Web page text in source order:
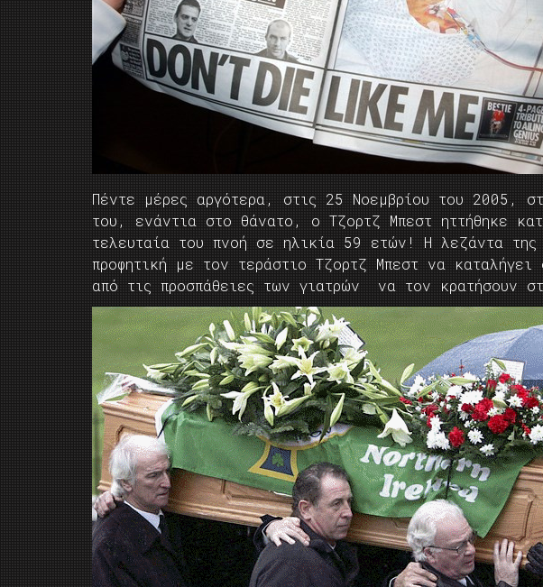
Πέντε μέρες αργότερα, στις 25 Νοεμβρίου του 2005,
του, ενάντια στο θάνατο, ο Τζορτζ Μπεστ ηττήθηκε
τελευταία του πνοή σε ηλικία 59 ετών! Η λεζάντα της
προφητική με τον τεράστιο Τζορτζ Μπεστ να
από τις προσπάθειες των γιατρών να τον κρατήσουν